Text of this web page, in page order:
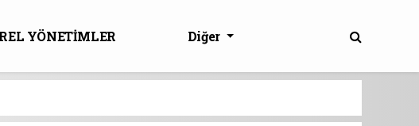
YÖNETİMLER
Diğer